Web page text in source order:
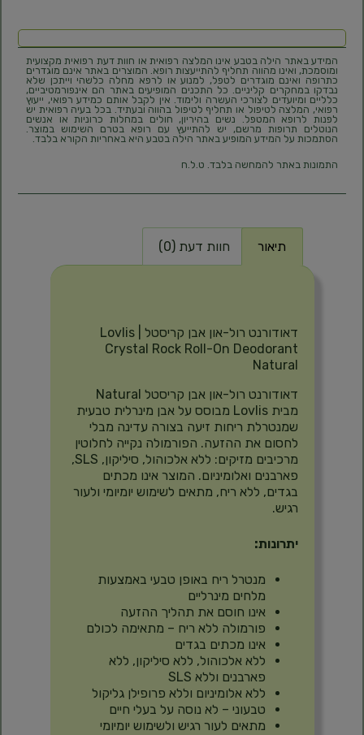
המידע באתר הילה בטבע אינו המלצה רפואית או חוות דעת רפואית מקצועית
ומוסמכת, ואינו מהווה תחליף להתייעצות רופא. המוצרים באתר אינם מוגדרים
כתרופה ואינם מוגדרים לטפל, למנוע או לרפא מחלה כלשהי וייתכן שלא
נבדקו במחקרים קליניים. כל התכנים המופיעים באתר הם אינפורמטיביים,
כלליים ומיועדים לצורכי העשרה ולימוד. אין לקבל אותם כמידע רפואי, ייעוץ
רפואי, המלצה לטיפול או תחליף לטיפול בהווה ובעתיד. בכל בעיה רפואית יש
לפנות לרופא המטפל. נשים בהיריון, חולים במחלות כרוניות או אנשים
הנוטלים תרופות מרשם, יש להתייעץ עם רופא בטרם השימוש במוצר.
הסתמכות על המידע המופיע באתר הילה בטבע היא באחריות הקורא בלבד.
התמונות באתר להמחשה בלבד. ט.ל.ח
תיאור חוות דעת (0)
דאודורנט רול-און אבן קריסטל | Lovlis
Crystal Rock Roll-On Deodorant
Natural
דאודורנט רול-און אבן קריסטל Natural
מבית Lovlis מבוסס על אבן מינרלית טבעית
שמנטרלת ריחות זיעה בצורה עדינה מבלי
לחסום את ההזעה. הפורמולה נקייה לחלוטין
מרכיבים מזיקים: ללא אלכוהול, סיליקון, SLS,
פארבנים ואלומיניום. המוצר אינו מכתים
בגדים, ללא ריח, מתאים לשימוש יומיומי ולעור
רגיש.
יתרונות:
מנטרל ריח באופן טבעי באמצעות
מלחים מינרליים
אינו חוסם את תהליך ההזעה
פורמולה ללא ריח – מתאימה לכולם
אינו מכתים בגדים
ללא אלכוהול, ללא סיליקון, ללא
פארבנים וללא SLS
ללא אלומיניום וללא פרופילן גליקול
טבעוני – לא נוסה על בעלי חיים
מתאים לעור רגיש ולשימוש יומיומי